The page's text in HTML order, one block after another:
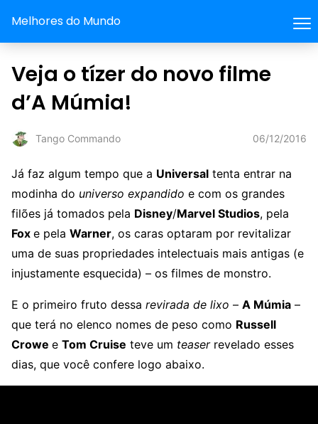
Melhores do Mundo
Veja o tízer do novo filme
d’A Múmia!
Tango Commando 06/12/2016
Já faz algum tempo que a Universal tenta entrar na
modinha do universo expandido e com os grandes
filões já tomados pela Disney/Marvel Studios, pela
Fox e pela Warner, os caras optaram por revitalizar
uma de suas propriedades intelectuais mais antigas (e
injustamente esquecida) – os filmes de monstro.
E o primeiro fruto dessa revirada de lixo – A Múmia –
que terá no elenco nomes de peso como Russell
Crowe e Tom Cruise teve um teaserrevelado esses
dias, que você confere logo abaixo.